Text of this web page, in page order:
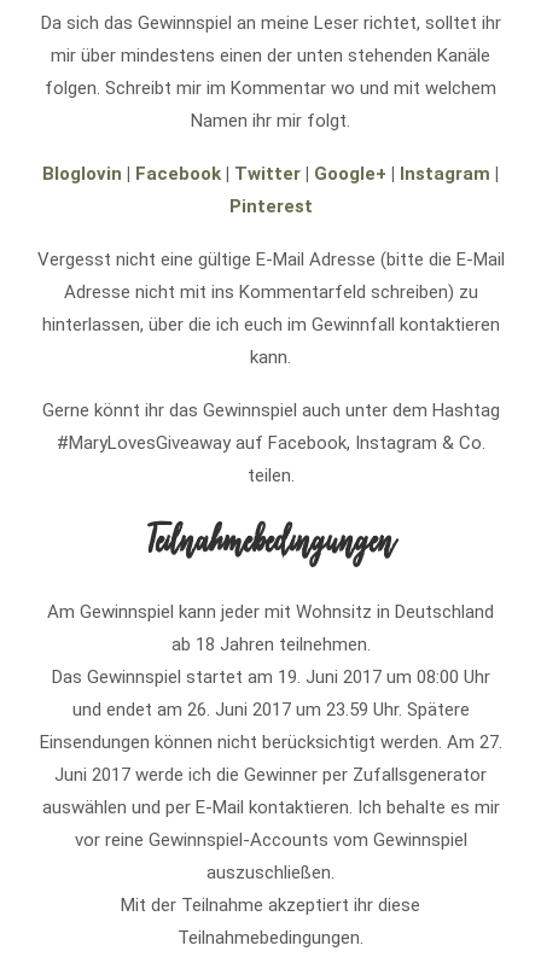
Da sich das Gewinnspiel an meine Leser richtet, solltet ihr
mir über mindestens einen der unten stehenden Kanäle
folgen. Schreibt mir im Kommentar wo und mit welchem
Namen ihr mir folgt.
Bloglovin | Facebook | Twitter | Google+ | Instagram |
Pinterest
Vergesst nicht eine gültige E-Mail Adresse (bitte die E-Mail
Adresse nicht mit ins Kommentarfeld schreiben) zu
hinterlassen, über die ich euch im Gewinnfall kontaktieren
kann.
Gerne könnt ihr das Gewinnspiel auch unter dem Hashtag
#MaryLovesGiveaway auf Facebook, Instagram & Co.
teilen.
Teilnahmebedingungen
Am Gewinnspiel kann jeder mit Wohnsitz in Deutschland
ab 18 Jahren teilnehmen.
Das Gewinnspiel startet am 19. Juni 2017 um 08:00 Uhr
und endet am 26. Juni 2017 um 23.59 Uhr. Spätere
Einsendungen können nicht berücksichtigt werden. Am 27.
Juni 2017 werde ich die Gewinner per Zufallsgenerator
auswählen und per E-Mail kontaktieren. Ich behalte es mir
vor reine Gewinnspiel-Accounts vom Gewinnspiel
auszuschließen.
Mit der Teilnahme akzeptiert ihr diese
Teilnahmebedingungen.